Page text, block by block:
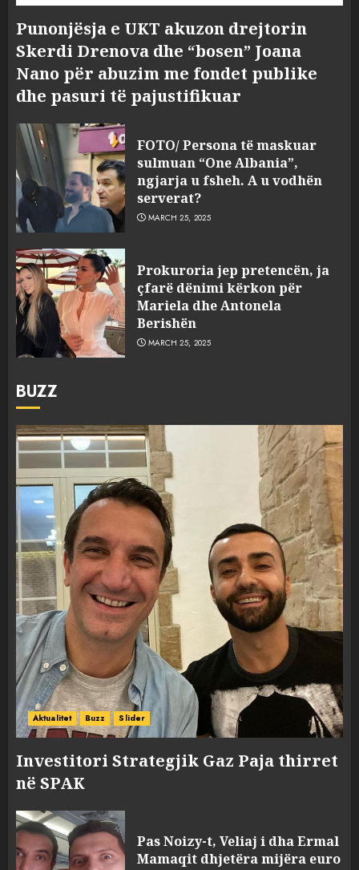
Punonjësja e UKT akuzon drejtorin
Skerdi Drenova dhe “bosen” Joana
Nano për abuzim me fondet publike
dhe pasuri të pajustifikuar
FOTO/ Persona të maskuar
sulmuan “One Albania”,
ngjarja u fsheh. A u vodhën
serverat?
MARCH 25, 2025
Prokuroria jep pretencën, ja
çfarë dënimi kërkon për
Mariela dhe Antonela
Berishën
MARCH 25, 2025
BUZZ
Aktualitet Buzz Slider
Investitori Strategjik Gaz Paja thirret
në SPAK
Pas Noizy-t, Veliaj i dha Ermal
Mamaqit dhjetëra mijëra euro